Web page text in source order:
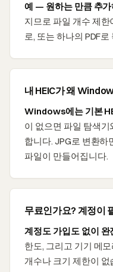
예 — 원하는 만큼 추가
지므로 파일 개수 제
로, 또는 하나의 PDF
내 HEIC가 왜
Windows에는 기본
이 없으면 파일 탐색기
합니다. JPG로 변환
파일이 만들어집니다.
무료인가요? 계정이
계정도 가입도 없이
한도, 그리고 기기 메
개수나 크기 제한이 없